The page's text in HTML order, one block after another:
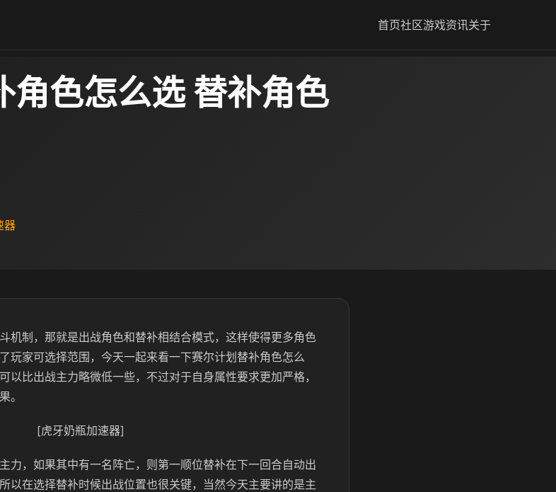
首页社区游戏资讯关于
角色怎么选 替补角色
器
机制，那就是出战角色和替补相结合模式，这样使得更多角色
玩家可选择范围，今天一起来看一下赛尔计划替补角色怎么
以比出战主力略微低一些，不过对于自身属性要求更加严格，
。
[虎牙奶瓶加速器]
力，如果其中有一名阵亡，则第一顺位替补在下一回合自动出
以在选择替补时候出战位置也很关键，当然今天主要讲的是主